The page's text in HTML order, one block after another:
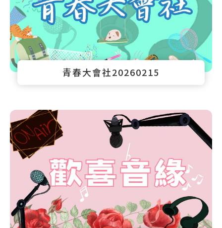
青春大會社20260215